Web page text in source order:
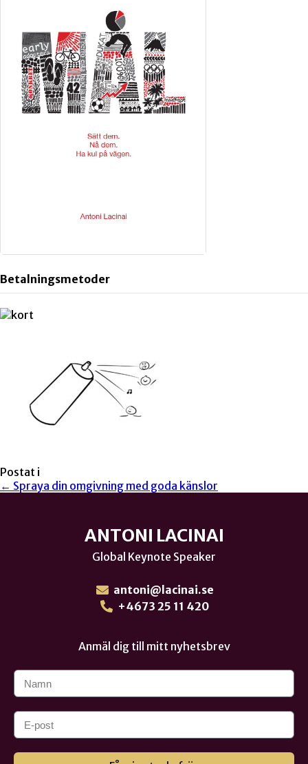
Betalningsmetoder
Postat i
← Spraya din omgivning med goda känslor
ANTONI LACINAI
Global Keynote Speaker
antoni@lacinai.se
+4673 25 11 420
Anmäl dig till mitt nyhetsbrev